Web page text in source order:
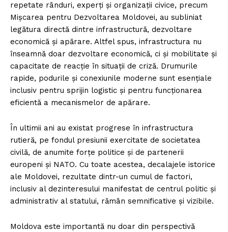
repetate rânduri, experți și organizații civice, precum
Mișcarea pentru Dezvoltarea Moldovei, au subliniat
legătura directă dintre infrastructură, dezvoltare
economică și apărare. Altfel spus, infrastructura nu
înseamnă doar dezvoltare economică, ci și mobilitate și
capacitate de reacție în situații de criză. Drumurile
rapide, podurile și conexiunile moderne sunt esențiale
inclusiv pentru sprijin logistic și pentru funcționarea
eficientă a mecanismelor de apărare.
În ultimii ani au existat progrese în infrastructura
rutieră, pe fondul presiunii exercitate de societatea
civilă, de anumite forțe politice și de partenerii
europeni și NATO. Cu toate acestea, decalajele istorice
ale Moldovei, rezultate dintr-un cumul de factori,
inclusiv al dezinteresului manifestat de centrul politic și
administrativ al statului, rămân semnificative și vizibile.
Moldova este importantă nu doar din perspectivă